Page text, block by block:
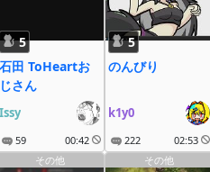
5
石田 ToHeartお
じさん
Issy
59 00:42
5
のんびり
k1y0
222 02:53
その他 その他